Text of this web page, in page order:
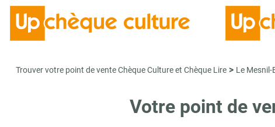
Trouver votre point de vente Chèque Culture et Chèque Lire > Le Mesnil-
Votre point de